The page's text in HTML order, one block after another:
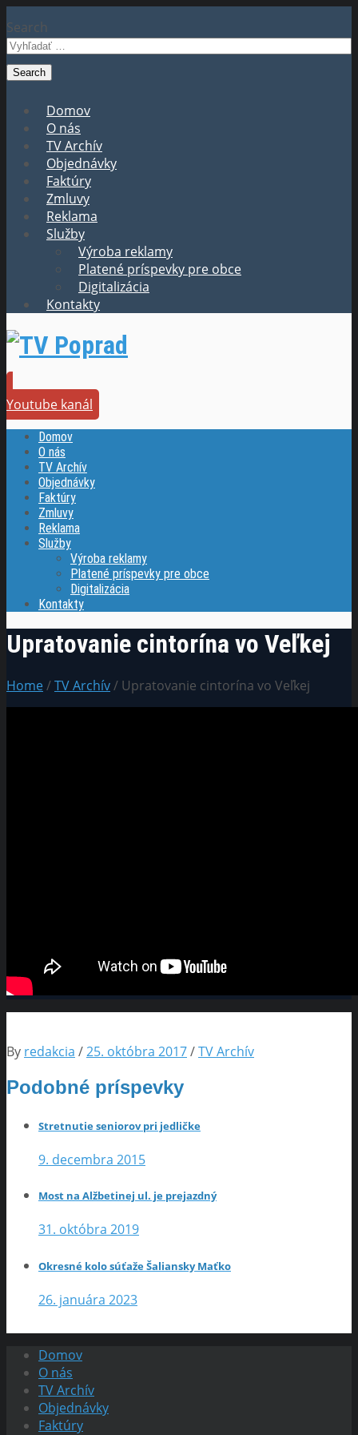
Search
Domov
O nás
TV Archív
Objednávky
Faktúry
Zmluvy
Reklama
Služby
Výroba reklamy
Platené príspevky pre obce
Digitalizácia
Kontakty
Youtube kanál
Domov
O nás
TV Archív
Objednávky
Faktúry
Zmluvy
Reklama
Služby
Výroba reklamy
Platené príspevky pre obce
Digitalizácia
Kontakty
Upratovanie cintorína vo Veľkej
Home/TV Archív/ Upratovanie cintorína vo Veľkej
By redakcia /25. októbra 2017/TV Archív
Podobné príspevky
Stretnutie seniorov pri jedličke
9. decembra 2015
Most na Alžbetinej ul. je prejazdný
31. októbra 2019
Okresné kolo súťaže Šaliansky Maťko
26. januára 2023
Domov
O nás
TV Archív
Objednávky
Faktúry